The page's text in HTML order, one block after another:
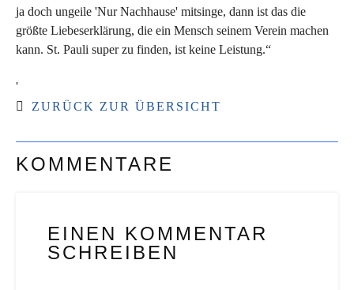
ja doch ungeile 'Nur Nachhause' mitsinge, dann ist das die
größte Liebeserklärung, die ein Mensch seinem Verein machen
kann. St. Pauli super zu finden, ist keine Leistung.“
'
ZURÜCK ZUR ÜBERSICHT
KOMMENTARE
EINEN KOMMENTAR
SCHREIBEN